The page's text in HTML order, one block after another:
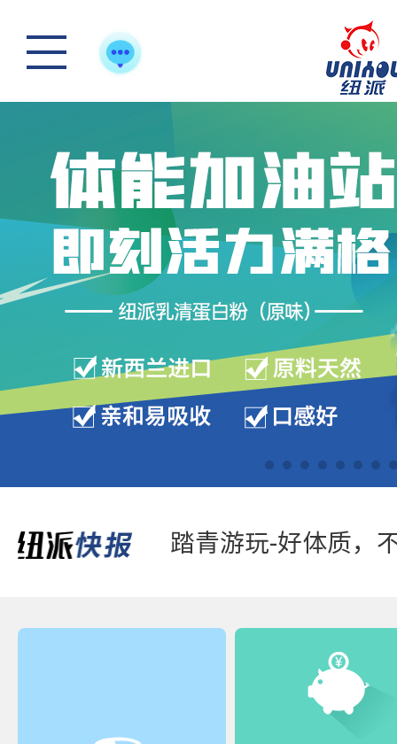
怎么样选一款合适
快来“静一静”，多
踏青游玩-好体质，